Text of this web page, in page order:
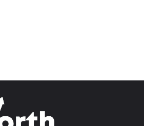
Insignia Life